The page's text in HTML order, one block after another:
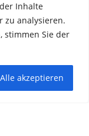
Inhalte
zu analysieren.
stimmen Sie der
Alle akzeptieren
abzugeben.
– Mittwoch